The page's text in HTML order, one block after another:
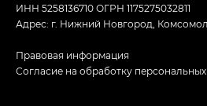
ИНН 5258136710ОГРН 1175275032811
Адрес: г. Нижний Новгород,
Правовая информация
Согласие на обработку